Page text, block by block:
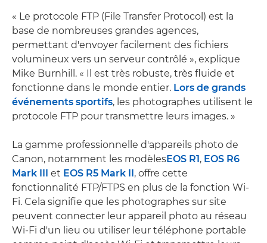
« Le protocole FTP (File Transfer Protocol) est la
base de nombreuses grandes agences,
permettant d'envoyer facilement des fichiers
volumineux vers un serveur contrôlé », explique
Mike Burnhill. « Il est très robuste, très fluide et
fonctionne dans le monde entier. Lors de grands
événements sportifs, les photographes utilisent le
protocole FTP pour transmettre leurs images. »
La gamme professionnelle d'appareils photo de
Canon, notamment les modèlesEOS R1, EOS R6
Mark III et EOS R5 Mark II, offre cette
fonctionnalité FTP/FTPS en plus de la fonction Wi-
Fi. Cela signifie que les photographes sur site
peuvent connecter leur appareil photo au réseau
Wi-Fi d'un lieu ou utiliser leur téléphone portable